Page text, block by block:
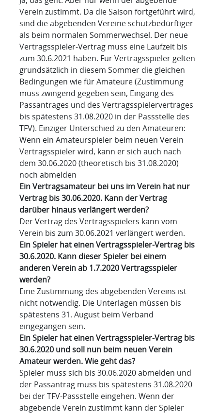
Verein zustimmt. Da die Saison fortgeführt wird,
sind die abgebenden Vereine schutzbedürftiger
als beim normalen Sommerwechsel. Der neue
Vertragsspieler-Vertrag muss eine Laufzeit bis
zum 30.6.2021 haben. Für Vertragsspieler gelten
grundsätzlich in diesem Sommer die gleichen
Bedingungen wie für Amateure (Zustimmung
muss zwingend gegeben sein, Eingang des
Passantrages und des Vertragsspielervertrages
bis spätestens 31.08.2020 in der Passstelle des
TFV). Einziger Unterschied zu den Amateuren:
Wenn ein Amateurspieler beim neuen Verein
Vertragsspieler wird, kann er sich auch nach
dem 30.06.2020 (theoretisch bis 31.08.2020)
noch abmelden
Ein Vertragsamateur bei uns im Verein hat nur
Vertrag bis 30.06.2020. Kann der Vertrag
darüber hinaus verlängert werden?
Der Vertrag des Vertragsspielers kann vom
Verein bis zum 30.06.2021 verlängert werden.
Ein Spieler hat einen Vertragsspieler-Vertrag bis
30.6.2020. Kann dieser Spieler bei einem
anderen Verein ab 1.7.2020 Vertragsspieler
werden?
Eine Zustimmung des abgebenden Vereins ist
nicht notwendig. Die Unterlagen müssen bis
spätestens 31. August beim Verband
eingegangen sein.
Ein Spieler hat einen Vertragsspieler-Vertrag bis
30.6.2020 und soll nun beim neuen Verein
Amateur werden. Wie geht das?
Spieler muss sich bis 30.06.2020 abmelden und
der Passantrag muss bis spätestens 31.08.2020
bei der TFV-Passstelle eingehen. Wenn der
abgebende Verein zustimmt kann der Spieler